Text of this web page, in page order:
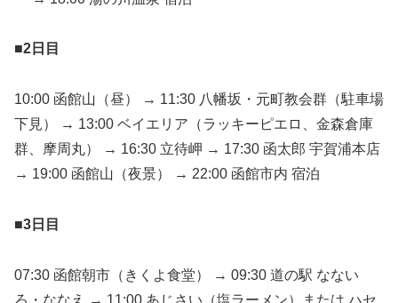
■2日目
10:00 函館山（昼） → 11:30 八幡坂・元町教会群（駐車場
下見） → 13:00 ベイエリア（ラッキーピエロ、金森倉庫
群、摩周丸） → 16:30 立待岬 → 17:30 函太郎 宇賀浦本店
→ 19:00 函館山（夜景） → 22:00 函館市内 宿泊
■3日目
07:30 函館朝市（きくよ食堂） → 09:30 道の駅 なない
ろ・ななえ → 11:00 あじさい（塩ラーメン）または ハセ